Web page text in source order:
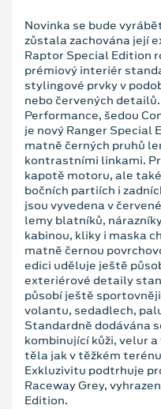
Novinka se bude
zůstala zachována její
Raptor Special Edition
prémiový interiér
stylingové prvky v
nebo červených
Performance, šedou
je nový Ranger Special
matně černých pruhů
kontrastními linkami.
kapotě motoru, ale
bočních partiích i
jsou vyvedena v
lemy blatníků,
kabinou, kliky i maska
matně černou
edici uděluje ještě
exteriérové detaily
působí ještě
volantu, sedadlech,
Standardně dodávána
kombinující kůži, velur
těla jak v těžkém
Exkluzivitu podtrhuje
Raceway Grey,
Edition.